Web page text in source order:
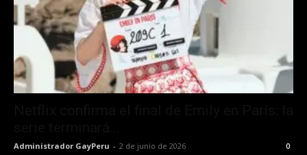
Administrador GayPeru - 2 de junio de 2026 0